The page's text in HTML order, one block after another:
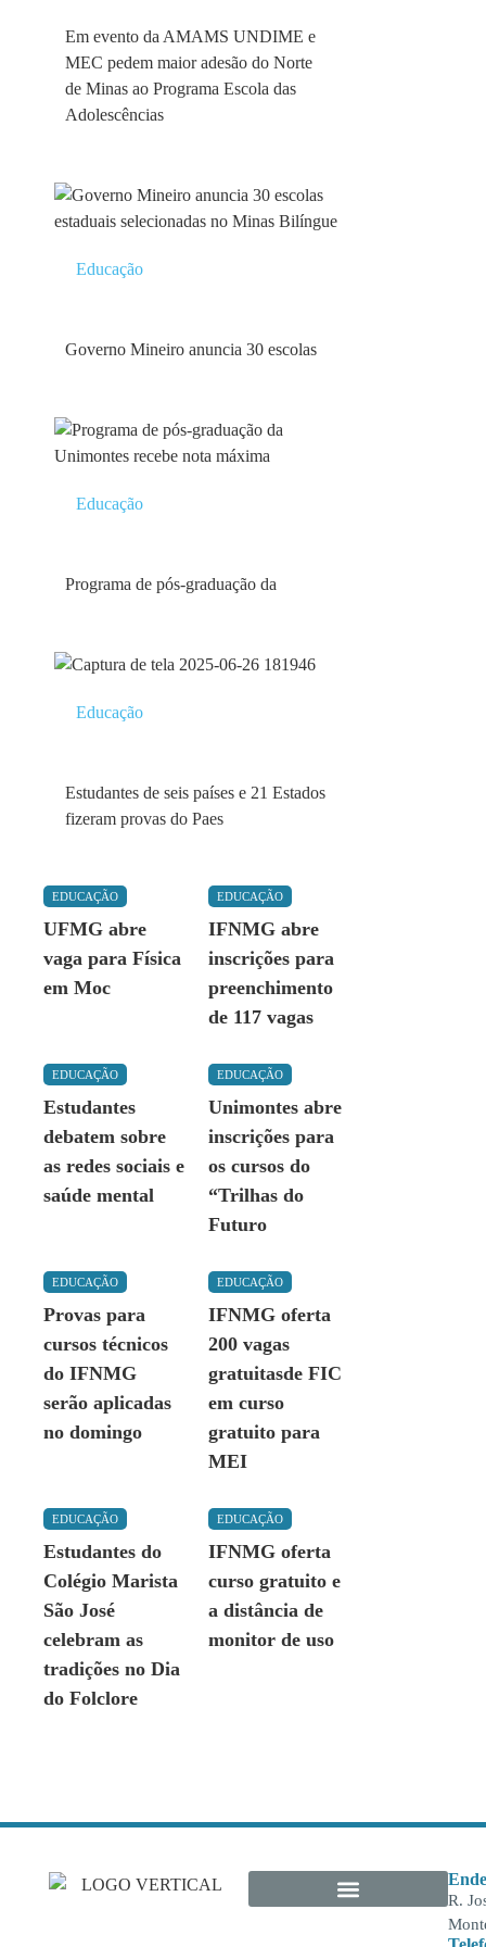
Em evento da AMAMS UNDIME e
MEC pedem maior adesão do Norte
de Minas ao Programa Escola das
Adolescências
Educação
Governo Mineiro anuncia 30 escolas
Educação
Programa de pós-graduação da
Educação
Estudantes de seis países e 21 Estados
fizeram provas do Paes
EDUCAÇÃO
UFMG abre
vaga para Física
em Moc
EDUCAÇÃO
IFNMG abre
inscrições para
preenchimento
de 117 vagas
EDUCAÇÃO
Estudantes
debatem sobre
as redes sociais e
saúde mental
EDUCAÇÃO
Unimontes abre
inscrições para
os cursos do
“Trilhas do
Futuro
EDUCAÇÃO
Provas para
cursos técnicos
do IFNMG
serão aplicadas
no domingo
EDUCAÇÃO
IFNMG oferta
200 vagas
gratuitasde FIC
em curso
gratuito para
MEI
EDUCAÇÃO
Estudantes do
Colégio Marista
São José
celebram as
tradições no Dia
do Folclore
EDUCAÇÃO
IFNMG oferta
curso gratuito e
a distância de
monitor de uso
R.